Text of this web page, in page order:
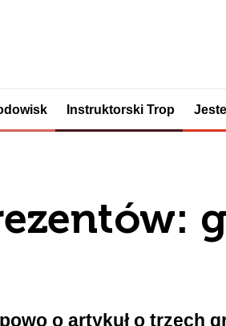
Instruktorski Trop
o artykuł o trzech